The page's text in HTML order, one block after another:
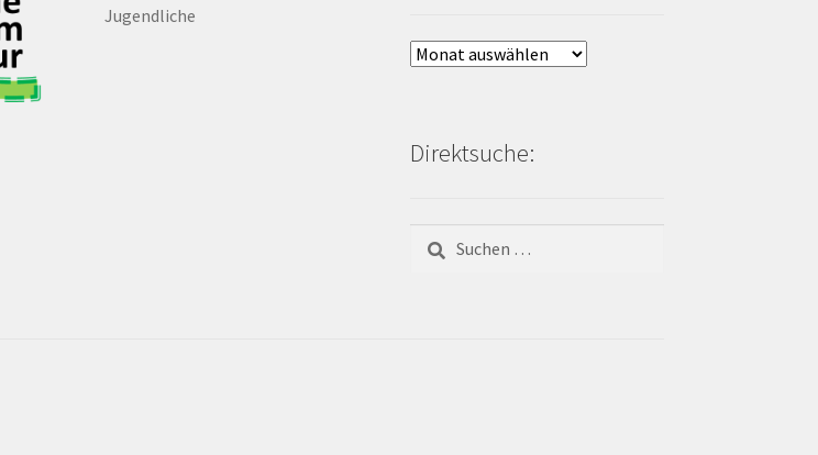
Jugendliche
Archiv
Direktsuche:
nach: